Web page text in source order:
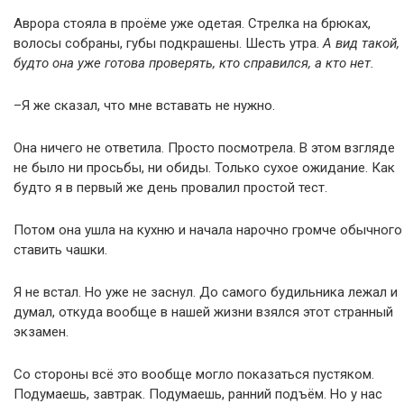
Аврора стояла в проёме уже одетая. Стрелка на брюках,
волосы собраны, губы подкрашены. Шесть утра.А вид такой,
будто она уже готова проверять, кто справился, а кто нет.
–Я же сказал, что мне вставать не нужно.
Она ничего не ответила. Просто посмотрела. В этом взгляде
не было ни просьбы, ни обиды. Только сухое ожидание. Как
будто я в первый же день провалил простой тест.
Потом она ушла на кухню и начала нарочно громче обычного
ставить чашки.
Я не встал. Но уже не заснул. До самого будильника лежал и
думал, откуда вообще в нашей жизни взялся этот странный
экзамен.
Со стороны всё это вообще могло показаться пустяком.
Подумаешь, завтрак. Подумаешь, ранний подъём. Но у нас